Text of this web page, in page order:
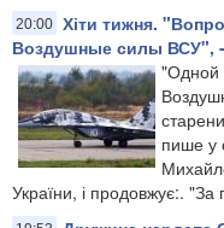
20:00 Хіти тижня.
Воздушные силы ВСУ",
"Одной
пише у
України, і продовжує:. "За